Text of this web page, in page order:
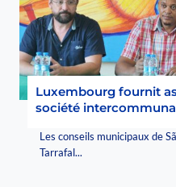
Luxembourg fournit
société
Les conseils municipaux de
Tarrafal...